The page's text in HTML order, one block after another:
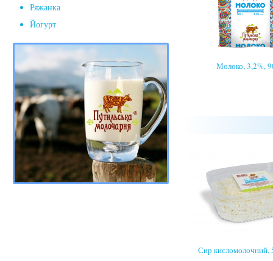
Молоко, 3,2%,
Сир кисломолочний,
Ряжанка
Йогурт